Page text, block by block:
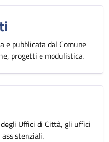
e pubblicata dal Comune
progetti e modulistica.
Uffici di Città, gli uffici